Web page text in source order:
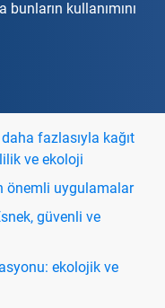
kullanımını
fazlasıyla kağıt
ve ekoloji
önemli uygulamalar
güvenli ve
ekolojik ve